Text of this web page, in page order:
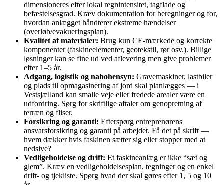
dimensioneres efter lokal regnintensitet, tagflade og
befæstelsesgrad. Kræv dokumentation for beregninger og for,
hvordan anlægget håndterer ekstreme hændelser
(overløb/evakueringsplan).
Kvalitet af materialer: Brug kun CE‑mærkede og korrekte
komponenter (faskineelementer, geotekstil, rør osv.). Billige
løsninger kan se fine ud ved aflevering men give problemer
efter 1–5 år.
Adgang, logistik og nabohensyn: Gravemaskiner, lastbiler
og plads til opmagasinering af jord skal planlægges — i
Vestsjælland kan smalle veje eller fredede arealer være en
udfordring. Sørg for skriftlige aftaler om genopretning af
terræn og fliser.
Forsikring og garanti: Efterspørg entreprenørens
ansvarsforsikring og garanti på arbejdet. Få det på skrift —
hvem dækker hvis faskinen sætter sig eller stopper med at
nedsive?
Vedligeholdelse og drift: Et faskineanlæg er ikke “sæt og
glem”. Kræv en vedligeholdelsesplan, tegninger og en enkel
drift- og tjekliste. Spørg hvad der skal gøres efter 1, 5 og 10